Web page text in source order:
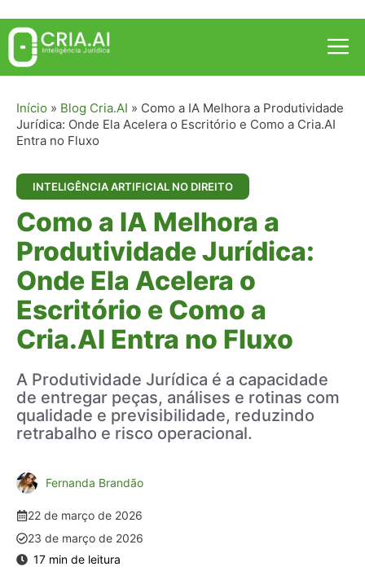
Pular
para
conteúdo
Início » Blog Cria.AI » Como a IA Melhora a Produtividade
Jurídica: Onde Ela Acelera o Escritório e Como a Cria.AI
Entra no Fluxo
INTELIGÊNCIA ARTIFICIAL NO DIREITO
Como a IA Melhora a
Produtividade Jurídica:
Onde Ela Acelera o
Escritório e Como a
Cria.AI Entra no Fluxo
A Produtividade Jurídica é a capacidade
de entregar peças, análises e rotinas com
qualidade e previsibilidade, reduzindo
retrabalho e risco operacional.
Fernanda Brandão
22 de março de 2026
23 de março de 2026